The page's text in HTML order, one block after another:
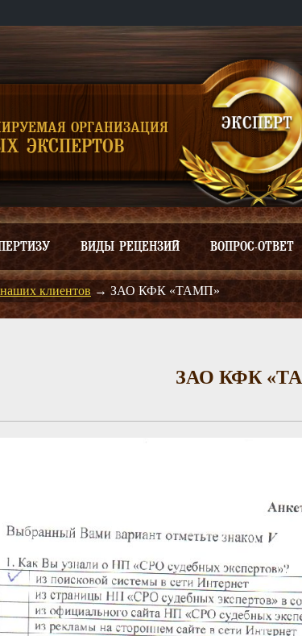
ОРГАНИЗАЦИЯ
ЭКСПЕРТОВ
ВИДЫ РЕЦЕНЗИЙ ВОПРОС-ОТВЕТ
клиентов → ЗАО КФК «ТАМП»
ЗАО КФК